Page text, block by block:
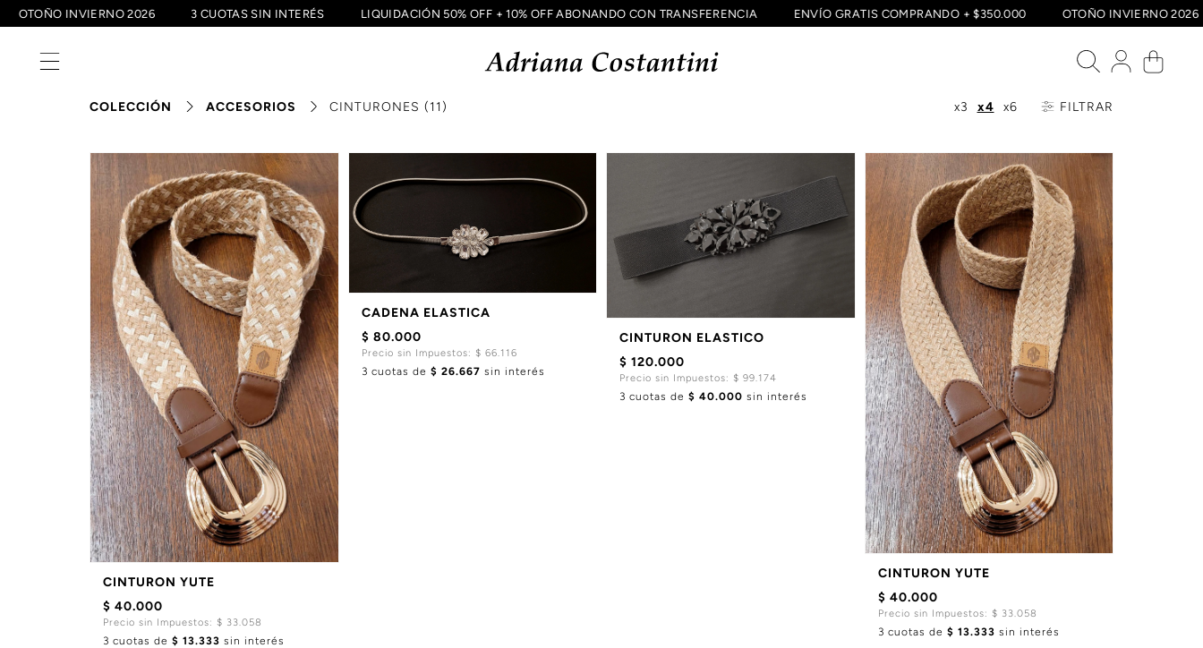
OTOÑO INVIERNO 2026 3 CUOTAS SIN INTERÉS LIQUIDACIÓN 50% OFF + 10% OFF ABONANDO CON TRANSFERENCIA ENVÍO GRATIS COMPRANDO + $350.000 OTOÑO INVIERNO
COLECCIÓN ACCESORIOS CINTURONES (11) x3 x4 x6 FILTRAR
CINTURON YUTE
$ 40.000
Precio sin Impuestos: $ 33.058
3 cuotas de $ 13.333 sin interés
CADENA ELASTICA
$ 80.000
Precio sin Impuestos: $ 66.116
3 cuotas de $ 26.667 sin interés
CINTURON ELASTICO
$ 120.000
Precio sin Impuestos: $ 99.174
3 cuotas de $ 40.000 sin interés
CINTURON YUTE
$ 40.000
Precio sin Impuestos: $ 33.058
3 cuotas de $ 13.333 sin interés